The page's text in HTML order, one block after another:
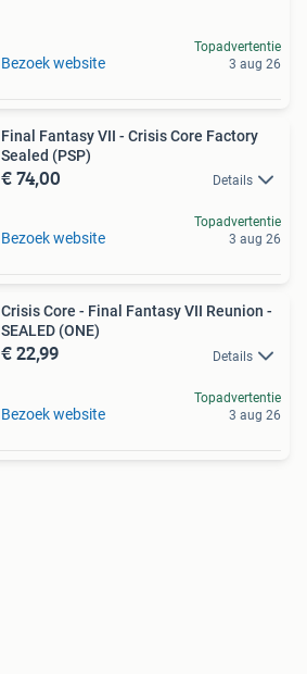
Bezoek website
Topadvertentie
3 aug 26
Final Fantasy VII - Crisis Core Factory
Sealed (PSP)
€ 74,00 Details
Bezoek website
Topadvertentie
3 aug 26
Crisis Core - Final Fantasy VII Reunion -
SEALED (ONE)
€ 22,99 Details
Bezoek website
Topadvertentie
3 aug 26